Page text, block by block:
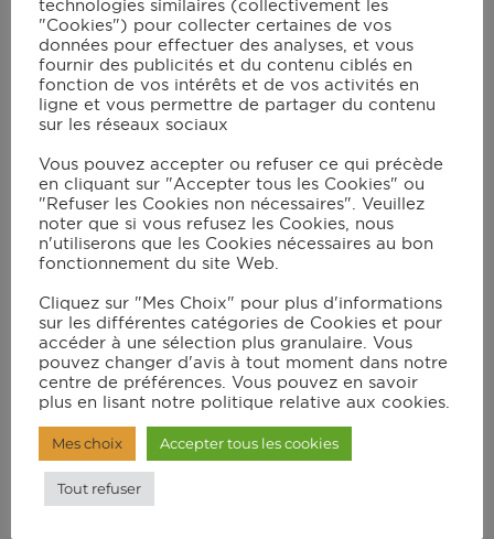
Ingrédients Cook Mode
2 carottes
1 poireau
1 poivron rouge
1 poivron jaune ou orange
1 oignon
1 gousse d'ail
200 ml de lait de coco
sauce soja sucrée ou salée
gingembre en poudre
Instructions
Allumer l’appareil en mode manuel à
technologies similaires (collectivement les
"Cookies") pour collecter certaines de vos
données pour effectuer des analyses, et vous
fournir des publicités et du contenu ciblés en
fonction de vos intérêts et de vos activités en
ligne et vous permettre de partager du contenu
sur les réseaux sociaux
Vous pouvez accepter ou refuser ce qui précède
en cliquant sur "Accepter tous les Cookies" ou
"Refuser les Cookies non nécessaires". Veuillez
noter que si vous refusez les Cookies, nous
n'utiliserons que les Cookies nécessaires au bon
fonctionnement du site Web.
Cliquez sur "Mes Choix" pour plus d'informations
sur les différentes catégories de Cookies et pour
accéder à une sélection plus granulaire. Vous
pouvez changer d'avis à tout moment dans notre
centre de préférences. Vous pouvez en savoir
plus en lisant notre politique relative aux cookies.
Mes choix Accepter tous les cookies
Tout refuser